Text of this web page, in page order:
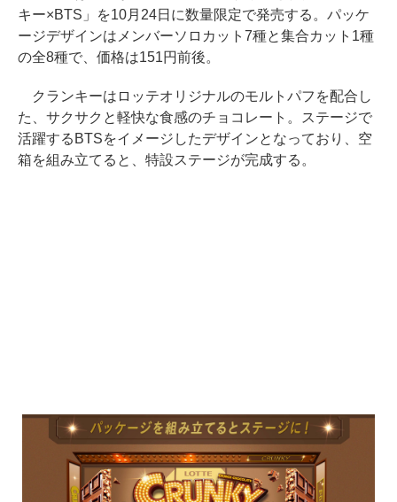
キー×BTS」を10月24日に数量限定で発売する。パッケ
ージデザインはメンバーソロカット7種と集合カット1種
の全8種で、価格は151円前後。
クランキーはロッテオリジナルのモルトパフを配合し
た、サクサクと軽快な食感のチョコレート。ステージで
活躍するBTSをイメージしたデザインとなっており、空
箱を組み立てると、特設ステージが完成する。